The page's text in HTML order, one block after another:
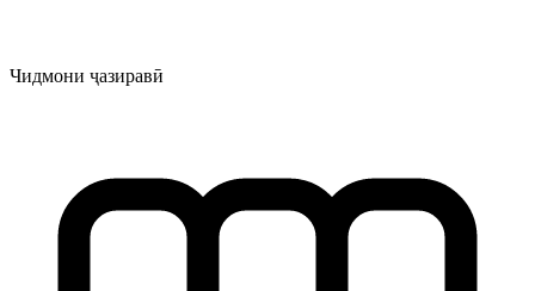
Чидмони ҷазиравӣ